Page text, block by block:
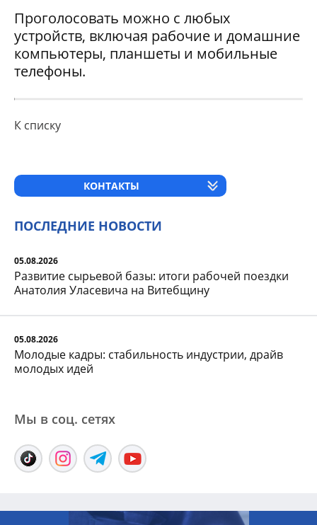
Проголосовать можно с любых
устройств, включая рабочие и домашние
компьютеры, планшеты и мобильные
телефоны.
К списку
КОНТАКТЫ
ПОСЛЕДНИЕ НОВОСТИ
05.08.2026
Развитие сырьевой базы: итоги рабочей поездки
Анатолия Уласевича на Витебщину
05.08.2026
Молодые кадры: стабильность индустрии, драйв
молодых идей
Мы в соц. сетяx